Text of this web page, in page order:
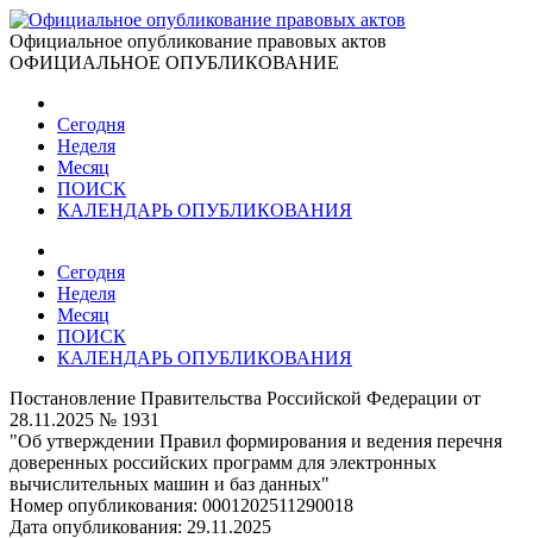
Официальное опубликование правовых актов
ОФИЦИАЛЬНОЕ ОПУБЛИКОВАНИЕ
Сегодня
Неделя
Месяц
ПОИСК
КАЛЕНДАРЬ ОПУБЛИКОВАНИЯ
Сегодня
Неделя
Месяц
ПОИСК
КАЛЕНДАРЬ ОПУБЛИКОВАНИЯ
Постановление Правительства Российской Федерации от
28.11.2025 № 1931
"Об утверждении Правил формирования и ведения перечня
доверенных российских программ для электронных
вычислительных машин и баз данных"
Номер опубликования: 0001202511290018
Дата опубликования: 29.11.2025